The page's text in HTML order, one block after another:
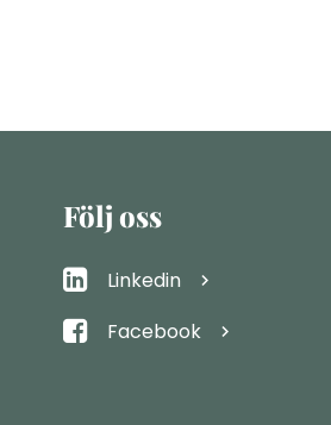
Följ oss
Linkedin
Facebook